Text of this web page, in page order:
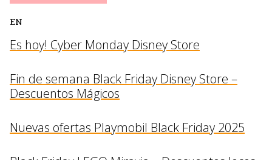
EN
Es hoy! Cyber Monday Disney Store
Fin de semana Black Friday Disney Store –
Descuentos Mágicos
Nuevas ofertas Playmobil Black Friday 2025